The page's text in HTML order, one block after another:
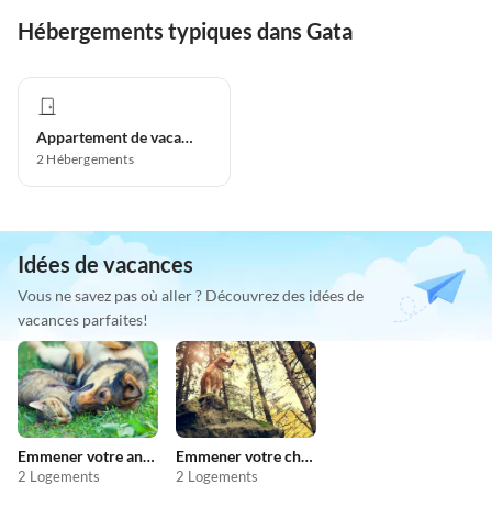
Hébergements typiques dans Gata
Appartement de vacances
2 Hébergements
Idées de vacances
Vous ne savez pas où aller ? Découvrez des idées de
vacances parfaites!
Emmener votre animal en vacances
2 Logements
Emmener votre chien en vacances
2 Logements